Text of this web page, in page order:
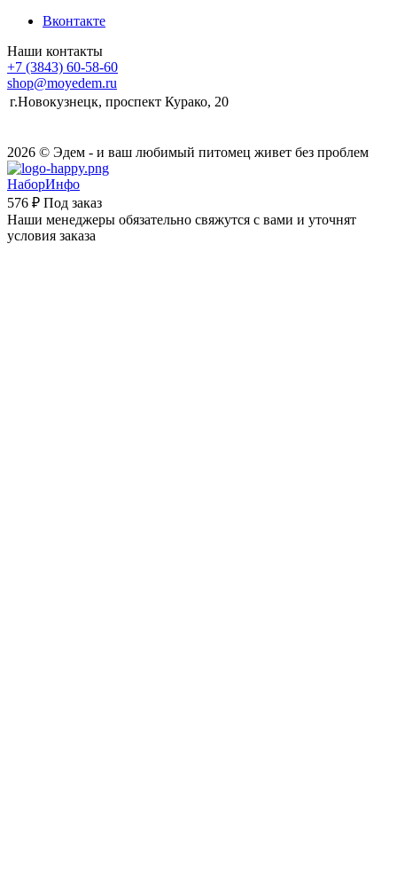
Вконтакте
Наши контакты
+7 (3843) 60-58-60
shop@moyedem.ru
г.Новокузнецк, проспект Курако, 20
2026 © Эдем - и ваш любимый питомец живет без проблем
НаборИнфо
576 ₽ Под заказ
Наши менеджеры обязательно свяжутся с вами и уточнят
условия заказа